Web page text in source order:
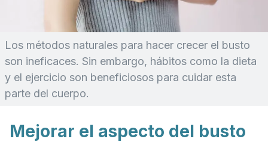
Los métodos naturales para hacer crecer el busto
son ineficaces. Sin embargo, hábitos como la dieta
y el ejercicio son beneficiosos para cuidar esta
parte del cuerpo.
Mejorar el aspecto del busto